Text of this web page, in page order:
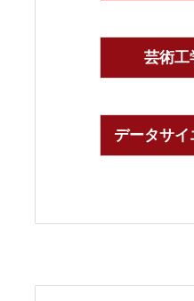
芸術工
データサ